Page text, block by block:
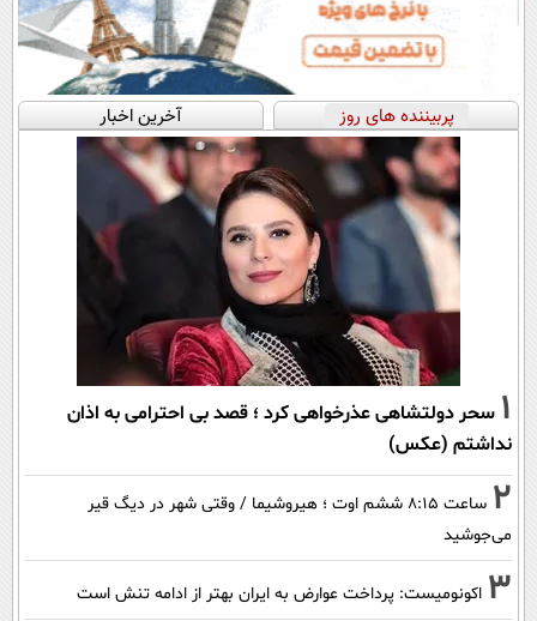
پربیننده های روز آخرین اخبار
1 سحر دولتشاهی عذرخواهی کرد ؛ قصد بی احترامی به اذان
نداشتم (عکس)
2
ساعت ۸:۱۵ ششم اوت ؛ هیروشیما / وقتی شهر در دیگ قیر
می‌جوشید
3 اکونومیست: پرداخت عوارض به ایران بهتر از ادامه تنش است